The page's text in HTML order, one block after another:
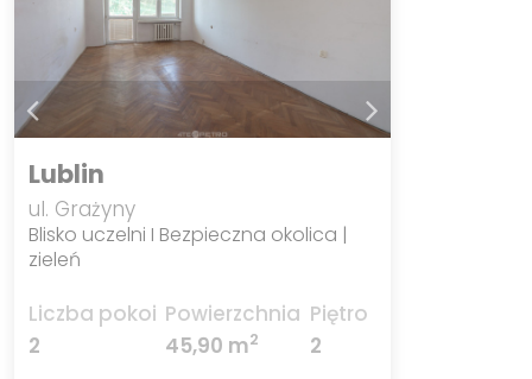
Lublin
ul. Grażyny
Blisko uczelni I Bezpieczna okolica |
zieleń
Liczba pokoi
2
Powierzchnia
45,90 m2
Piętro
2